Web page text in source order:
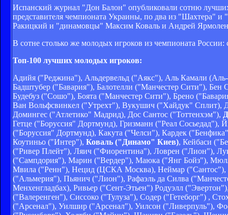
Испанский журнал "Дон Балон" опубликовали сотню
представителя чемпионата Украины, по два из "Шахтера"
Ракицкий и "динамовцы" Максим Коваль и Андрей
В сотне столько же молодых игроков из чемпионата
Топ-100 лучших молодых игроков:
Адийя ("Реджина"), Альдервельд ("Аякс"), Аль Камали
Бадштубер ("Бавария"), Балотелли ("Манчестер Сити"),
Будебуз ("Сошо"), Боята ("Манчестер Сити"), Брено
Ван Вольфсвинкел ("Утрехт"), Вукушич ("Хайдук" Сплит),
Домингес ("Атлетико" Мадрид), Дос Сантос ("Тоттенхэм"),
Гетце ("Боруссия" Дортмунд), Гризманн ("Реал
("Боруссия" Дортмунд), Какута ("Челси"), Кардек
Коутиньо ("Интер"), Коваль ("Динамо" Киев), Кейбаси
("Ривер Плейт"), Ляич ("Фиорентина"), Ловрен ("Лион"),
("Сампдория"), Марин ("Вердер"), Маюка ("Янг Бойз"),
Мвила ("Ренн"), Нецид (ЦСКА Москва), Неймар ("Сантос"),
("Альмерия"), Пьянич ("Лион"), Рафаэль да Силва
Менхенгладбах), Ривьер ("Сент-Этьен") Родуэлл
("Валеренген"), Сиссоко ("Тулуза"), Содер ("Гетеборг") ,
("Арсенал"), Уилшир ("Арсенал"), Уилсон ("Ливерпуль"),